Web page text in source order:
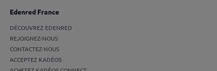
Edenred France
DÉCOUVREZ EDENRED
REJOIGNEZ-NOUS
CONTACTEZ-NOUS
ACCEPTEZ KADÉOS